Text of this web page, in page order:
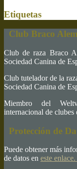
Etiquetas
Club Braco
Club de raza Braco
Sociedad Canina de
Club tutelador de la
Sociedad Canina de
Miembro del
internacional de clubes
Protección de
Puede obtener más
de datos en este enlace.